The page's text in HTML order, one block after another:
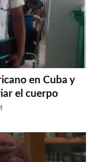
en Cuba y
el cuerpo